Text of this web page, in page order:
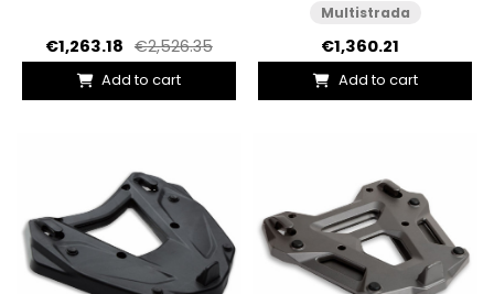
€1,263.18 €2,526.35
Add to cart
Multistrada
€1,360.21
Add to cart